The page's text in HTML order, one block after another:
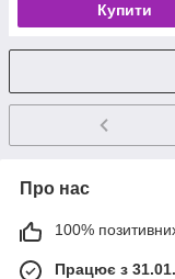
Купити
Про нас
100%
Працює з